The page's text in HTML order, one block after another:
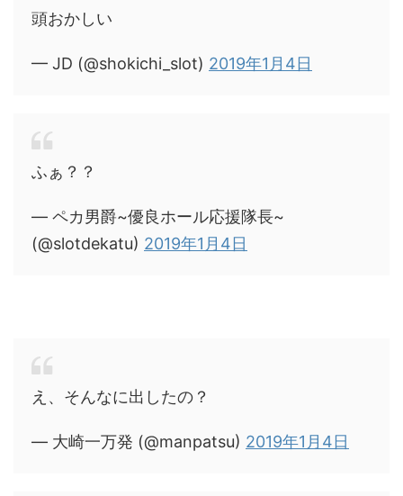
頭おかしい
— JD (@shokichi_slot) 2019年1月4日
ふぁ？？
— ペカ男爵~優良ホール応援隊長~
(@slotdekatu) 2019年1月4日
え、そんなに出したの？
— 大崎一万発 (@manpatsu) 2019年1月4日